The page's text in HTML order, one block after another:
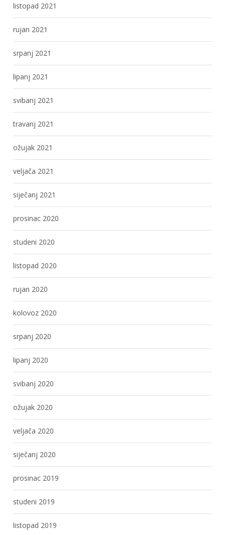
listopad 2021
rujan 2021
srpanj 2021
lipanj 2021
svibanj 2021
travanj 2021
ožujak 2021
veljača 2021
siječanj 2021
prosinac 2020
studeni 2020
listopad 2020
rujan 2020
kolovoz 2020
srpanj 2020
lipanj 2020
svibanj 2020
ožujak 2020
veljača 2020
siječanj 2020
prosinac 2019
studeni 2019
listopad 2019